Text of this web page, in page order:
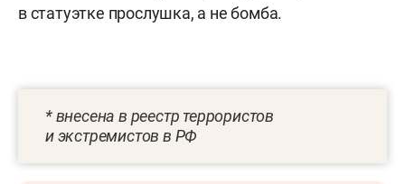
в статуэтке прослушка, а не бомба.
* внесена в реестр террористов
и экстремистов в РФ